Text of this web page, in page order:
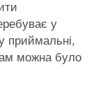
у
приймальні,
можна було